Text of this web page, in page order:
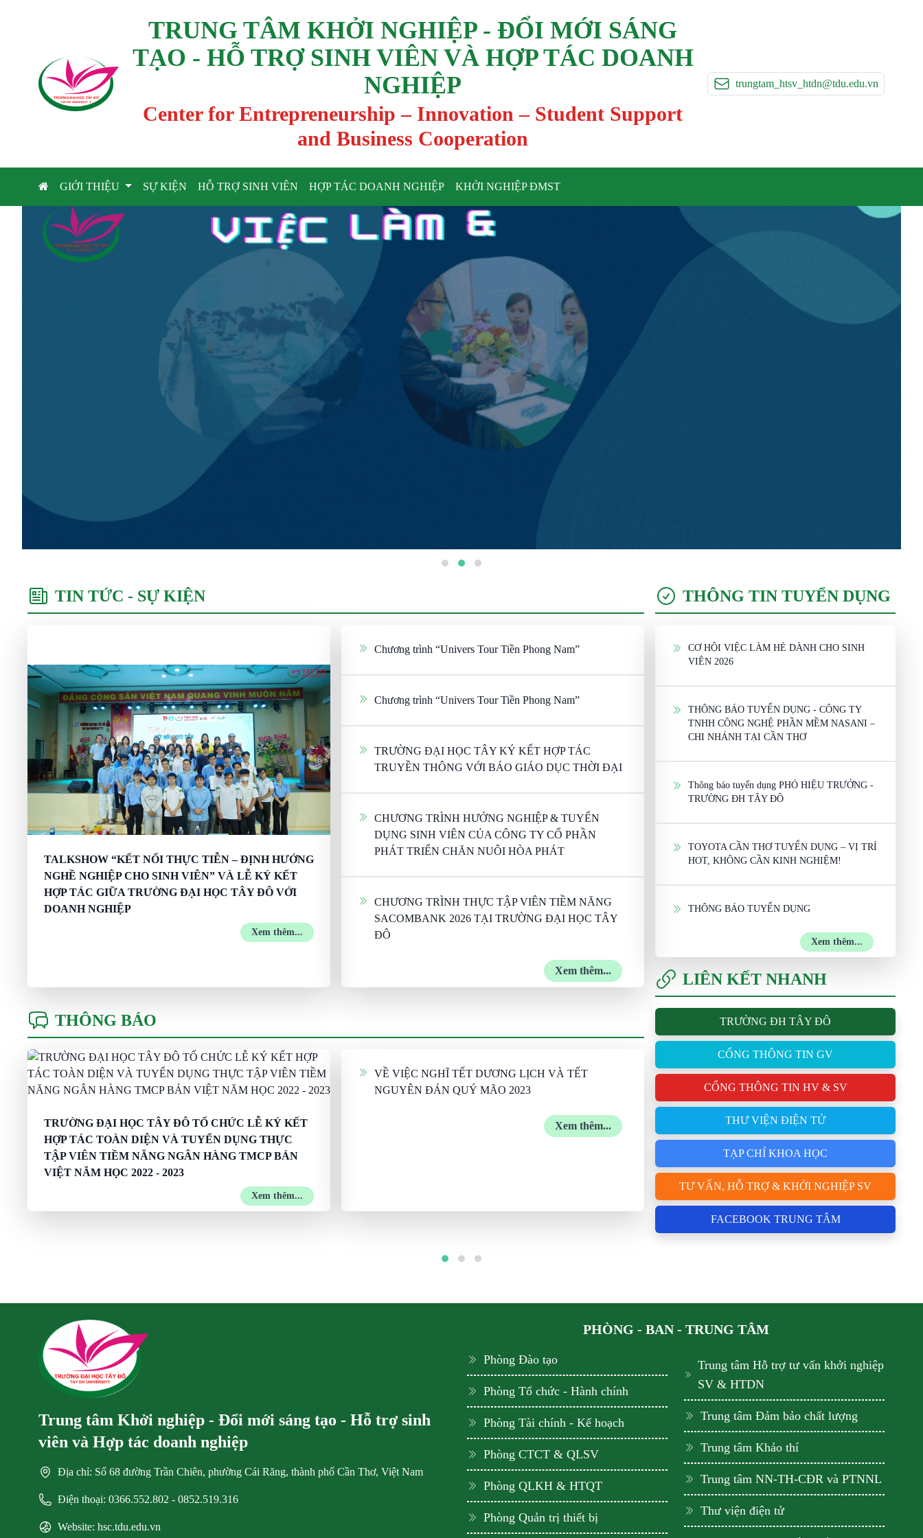
TRƯỜNG ĐẠI HỌC TÂY ĐÔ
TAY DO UNIVERSIT Y
TRUNG TÂM KHỞI NGHIỆP - ĐỔI MỚI SÁNG
TẠO - HỖ TRỢ SINH VIÊN VÀ HỢP TÁC DOANH
NGHIỆP
Center for Entrepreneurship – Innovation – Student Support
and Business Cooperation
trungtam_htsv_htdn@tdu.edu.vn
GIỚI THIỆU SỰ KIỆN HỖ TRỢ SINH VIÊN HỢP TÁC DOANH NGHIỆP KHỞI NGHIỆP ĐMST
TIN TỨC - SỰ KIỆN
TALKSHOW “KẾT NỐI THỰC TIỄN – ĐỊNH HƯỚNG
NGHỀ NGHIỆP CHO SINH VIÊN” VÀ LỄ KÝ KẾT
HỢP TÁC GIỮA TRƯỜNG ĐẠI HỌC TÂY ĐÔ VỚI
DOANH NGHIỆP
Xem thêm...
Chương trình “Univers Tour Tiền Phong Nam”
Chương trình “Univers Tour Tiền Phong Nam”
TRƯỜNG ĐẠI HỌC TÂY KÝ KẾT HỢP TÁC
TRUYỀN THÔNG VỚI BÁO GIÁO DỤC THỜI ĐẠI
CHƯƠNG TRÌNH HƯỚNG NGHIỆP & TUYỂN
DỤNG SINH VIÊN CỦA CÔNG TY CỔ PHẦN
PHÁT TRIỂN CHĂN NUÔI HÒA PHÁT
CHƯƠNG TRÌNH THỰC TẬP VIÊN TIỀM NĂNG
SACOMBANK 2026 TẠI TRƯỜNG ĐẠI HỌC TÂY
ĐÔ
Xem thêm...
THÔNG BÁO
TRƯỜNG ĐẠI HỌC TÂY ĐÔ TỔ CHỨC LỄ KÝ KẾT
HỢP TÁC TOÀN DIỆN VÀ TUYỂN DỤNG THỰC
TẬP VIÊN TIỀM NĂNG NGÂN HÀNG TMCP BẢN
VIỆT NĂM HỌC 2022 - 2023
Xem thêm...
VỀ VIỆC NGHĨ TẾT DƯƠNG LỊCH VÀ TẾT
NGUYÊN ĐÁN QUÝ MÃO 2023
Xem thêm...
THÔNG TIN TUYỂN DỤNG
CƠ HỘI VIỆC LÀM HÈ DÀNH CHO SINH
VIÊN 2026
THÔNG BÁO TUYỂN DỤNG - CÔNG TY
TNHH CÔNG NGHỆ PHẦN MỀM NASANI –
CHI NHÁNH TẠI CẦN THƠ
Thông báo tuyển dụng PHÓ HIỆU TRƯỞNG -
TRƯỜNG ĐH TÂY ĐÔ
TOYOTA CẦN THƠ TUYỂN DỤNG – VỊ TRÍ
HOT, KHÔNG CẦN KINH NGHIỆM!
THÔNG BÁO TUYỂN DỤNG
Xem thêm...
LIÊN KẾT NHANH
TRƯỜNG ĐH TÂY ĐÔ
CỔNG THÔNG TIN GV
CỔNG THÔNG TIN HV & SV
THƯ VIỆN ĐIỆN TỬ
TẠP CHÍ KHOA HỌC
TƯ VẤN, HỖ TRỢ & KHỞI NGHIỆP SV
FACEBOOK TRUNG TÂM
Trung tâm Khởi nghiệp - Đổi mới sáng tạo - Hỗ trợ sinh
viên và Hợp tác doanh nghiệp
Địa chỉ: Số 68 đường Trần Chiên, phường Cái Răng, thành phố Cần Thơ, Việt Nam
Điện thoại: 0366.552.802 - 0852.519.316
Website: hsc.tdu.edu.vn
PHÒNG - BAN - TRUNG TÂM
Phòng Đào tạo
Phòng Tổ chức - Hành chính
Phòng Tài chính - Kế hoạch
Phòng CTCT & QLSV
Phòng QLKH & HTQT
Phòng Quản trị thiết bị
Trung tâm Hỗ trợ tư vấn khởi nghiệp
SV & HTDN
Trung tâm Đảm bảo chất lượng
Trung tâm Khảo thí
Trung tâm NN-TH-CĐR và PTNNL
Thư viện điện tử